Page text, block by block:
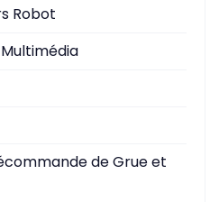
Robot
de Grue et